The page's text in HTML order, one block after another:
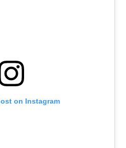
on Instagram